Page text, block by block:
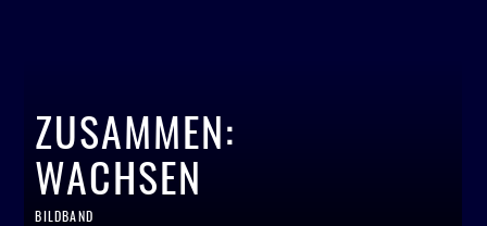
ZUSAMMEN:
WACHSEN
BILDBAND